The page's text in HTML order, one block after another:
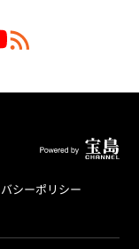
シーポリシー